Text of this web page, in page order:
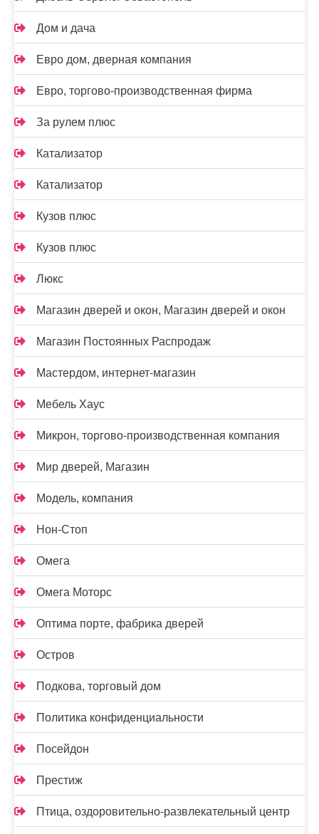
Дом и дача
Евро дом, дверная компания
Евро, торгово-производственная фирма
За рулем плюс
Катализатор
Катализатор
Кузов плюс
Кузов плюс
Люкс
Магазин дверей и окон, Магазин дверей и окон
Магазин Постоянных Распродаж
Мастердом, интернет-магазин
Мебель Хаус
Микрон, торгово-производственная компания
Мир дверей, Магазин
Модель, компания
Нон-Стоп
Омега
Омега Моторс
Оптима порте, фабрика дверей
Остров
Подкова, торговый дом
Политика конфиденциальности
Посейдон
Престиж
Птица, оздоровительно-развлекательный центр